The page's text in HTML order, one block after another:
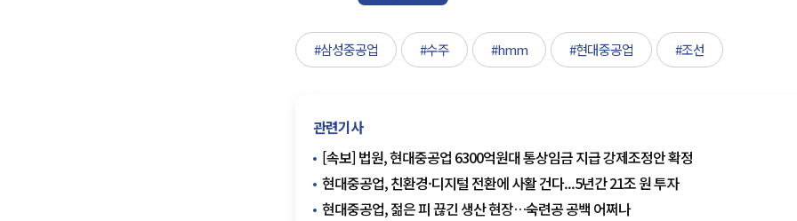
#삼성중공업 #수주 #hmm #현대중공업 #조선
관련기사
[속보] 법원, 현대중공업 6300억원대 통상임금 지급 강제조정안 확정
현대중공업, 친환경·디지털 전환에 사활 건다...5년간 21조 원 투자
현대중공업, 젊은 피 끊긴 생산 현장…숙련공 공백 어쩌나